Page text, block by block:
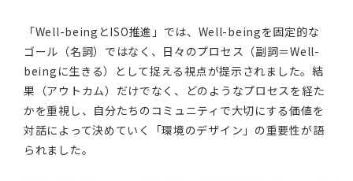
「Well-beingとISO推進」では、Well-beingを固定的な
ゴール（名詞）ではなく、日々のプロセス（副詞＝Well-
beingに生きる）として捉える視点が提示されました。結
果（アウトカム）だけでなく、どのようなプロセスを経た
かを重視し、自分たちのコミュニティで大切にする価値を
対話によって決めていく「環境のデザイン」の重要性が語
られました。